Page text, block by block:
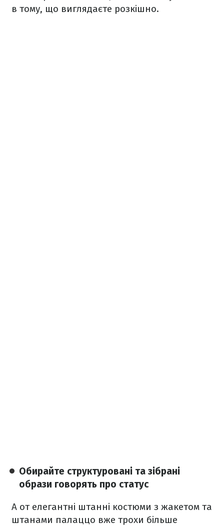
в тому, що виглядаєте розкішно.
Обирайте структуровані та зібрані
образи говорять про статус
А от елегантні штанні костюми з жакетом та
штанами палаццо вже трохи більше